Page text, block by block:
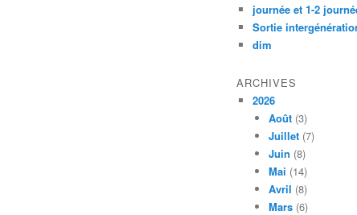
journée et 1-2
Sortie
dim
ARCHIVES
2026
Août (3)
Juillet (7)
Juin (8)
Mai (14)
Avril (8)
Mars (6)